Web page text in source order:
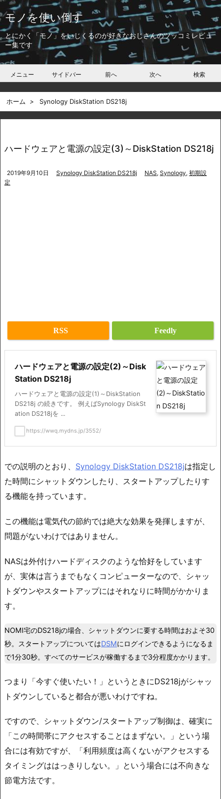
モノを使い倒す
とにかく「モノ」をいじくるのが好きなおじさんのツッコミレビュ
ー集です
メニュー サイドバー 前へ 次へ 検索
ホーム > Synology DiskStation DS218j
ハードウェアと電源の設定(3)～DiskStation DS218j
2019年9月10日 Synology DiskStation DS218j NAS, Synology, 初期設
定
RSS Feedly
ハードウェアと電源の設定(2)～Disk
Station DS218j
ハードウェアと電源の設定(1)～DiskStation
DS218j の続きです。 例えばSynology DiskSt
ation DS218jを ...
https://wwq.mydns.jp/3552/
での説明のとおり、 Synology DiskStation DS218jは指定し
た時間にシャットダウンしたり、スタートアップしたりす
る機能を持っています。
この機能は電気代の節約では絶大な効果を発揮しますが、
問題がないわけではありません。
NASは外付けハードディスクのような恰好をしています
が、実体は言うまでもなくコンピューターなので、シャッ
トダウンやスタートアップにはそれなりに時間がかかりま
す。
NOMI宅のDS218jの場合、シャットダウンに要する時間はおよそ30
秒。スタートアップについてはDSMにログインできるようになるま
で1分30秒。すべてのサービスが稼働するまで3分程度かかります。
つまり「今すぐ使いたい！」というときにDS218jがシャッ
トダウンしていると都合が悪いわけですね。
ですので、シャットダウン/スタートアップ制御は、確実に
「この時間帯にアクセスすることはまずない。」という場
合には有効ですが、「利用頻度は高くないがアクセスする
タイミングははっきりしない。」という場合には不向きな
節電方法です。